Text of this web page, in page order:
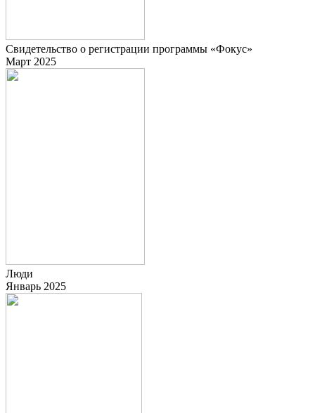
Свидетельство о регистрации программы «Фокус»
Март 2025
Люди
Январь 2025